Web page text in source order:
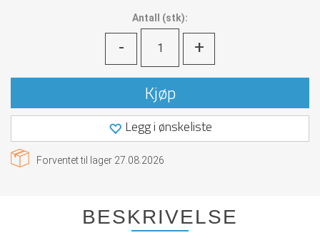
Antall (stk):
- +
Kjøp
Legg i ønskeliste
Forventet til lager 27.08.2026
BESKRIVELSE